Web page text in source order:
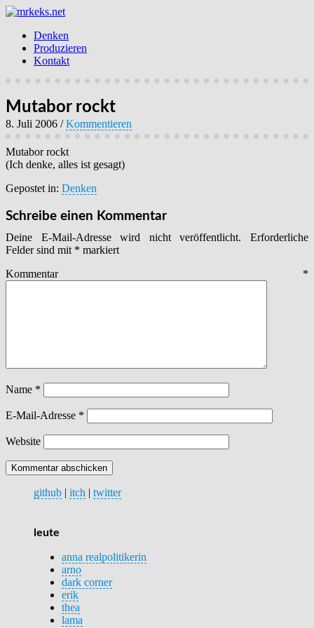
Denken
Produzieren
Kontakt
Mutabor rockt
8. Juli 2006 /Kommentieren
Mutabor rockt
(Ich denke, alles ist gesagt)
Gepostet in: Denken
Schreibe einen Kommentar
Deine E-Mail-Adresse wird nicht veröffentlicht.
Erforderliche
Felder sind mit * markiert
Kommentar *
Name *
E-Mail-Adresse *
Website
github | itch | twitter
leute
anna realpolitikerin
arno
dark corner
erik
thea
lama